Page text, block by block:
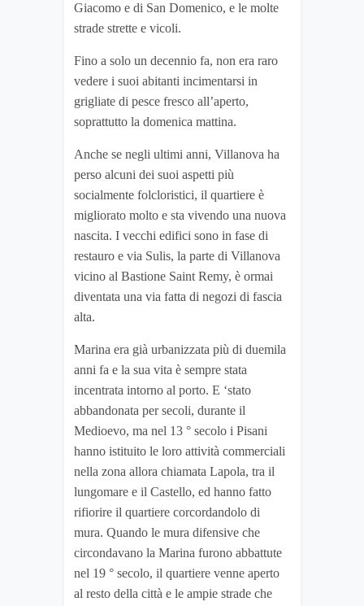
Giacomo e di San Domenico, e le molte
strade strette e vicoli.
Fino a solo un decennio fa, non era raro
vedere i suoi abitanti incimentarsi in
grigliate di pesce fresco all’aperto,
soprattutto la domenica mattina.
Anche se negli ultimi anni, Villanova ha
perso alcuni dei suoi aspetti più
socialmente folcloristici, il quartiere è
migliorato molto e sta vivendo una nuova
nascita. I vecchi edifici sono in fase di
restauro e via Sulis, la parte di Villanova
vicino al Bastione Saint Remy, è ormai
diventata una via fatta di negozi di fascia
alta.
Marina era già urbanizzata più di duemila
anni fa e la sua vita è sempre stata
incentrata intorno al porto. E ‘stato
abbandonata per secoli, durante il
Medioevo, ma nel 13 ° secolo i Pisani
hanno istituito le loro attività commerciali
nella zona allora chiamata Lapola, tra il
lungomare e il Castello, ed hanno fatto
rifiorire il quartiere corcordandolo di
mura. Quando le mura difensive che
circondavano la Marina furono abbattute
nel 19 ° secolo, il quartiere venne aperto
al resto della città e le ampie strade che